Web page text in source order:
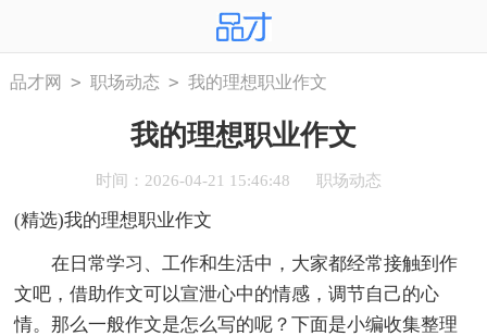
品才网 > 职场动态 > 我的理想职业作文
我的理想职业作文
时间：2026-04-21 15:46:48 职场动态
(精选)我的理想职业作文
在日常学习、工作和生活中，大家都经常接触到作
文吧，借助作文可以宣泄心中的情感，调节自己的心
情。那么一般作文是怎么写的呢？下面是小编收集整理